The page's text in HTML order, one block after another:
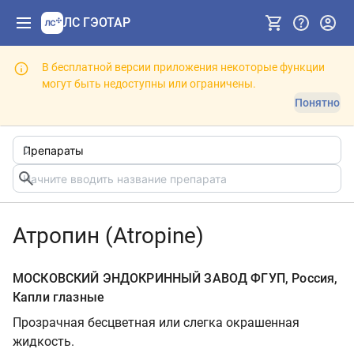
ЛС ГЭОТАР
В бесплатной версии приложения некоторые функции
могут быть недоступны или ограничены.
Понятно
Атропин (Atropine)
МОСКОВСКИЙ ЭНДОКРИННЫЙ ЗАВОД ФГУП, Россия,
Капли глазные
Прозрачная бесцветная или слегка окрашенная
жидкость.